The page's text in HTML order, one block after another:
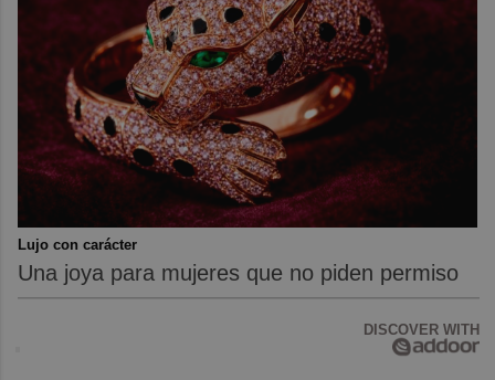
Lujo con carácter
Una joya para mujeres que no piden permiso
DISCOVER WITH